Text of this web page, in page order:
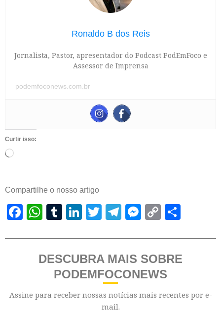
Ronaldo B dos Reis
Jornalista, Pastor, apresentador do Podcast PodEmFoco e
Assessor de Imprensa
podemfoconews.com.br
Curtir isso:
Compartilhe o nosso artigo
Facebook
WhatsApp
Tumblr
LinkedIn
Twitter
Telegram
Messenger
Copy
DESCUBRA MAIS SOBRE
PODEMFOCONEWS
Assine para receber nossas notícias mais recentes por e-
mail.